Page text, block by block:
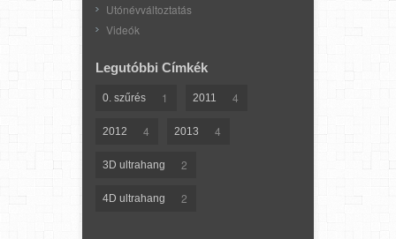
Utónévváltoztatás
Videók
Legutóbbi Címkék
0. szűrés 1 2011 4
2012 4 2013 4
3D ultrahang 2
4D ultrahang 2